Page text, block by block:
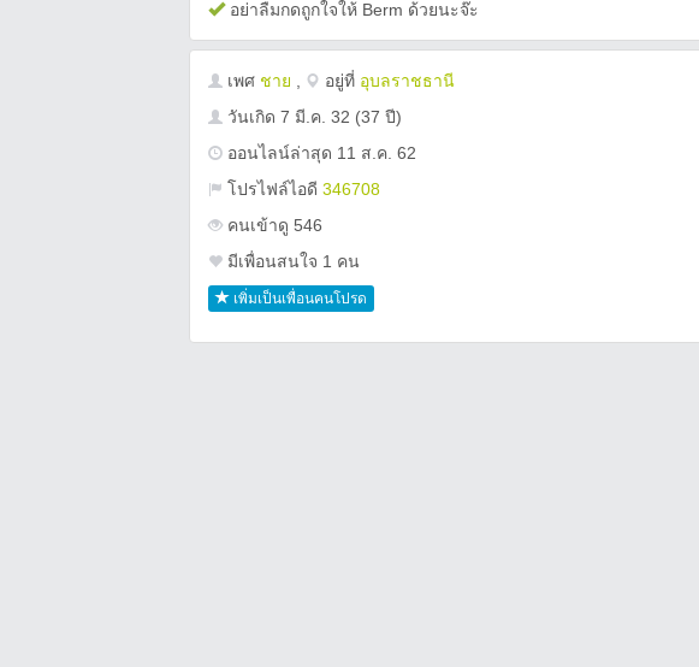
อย่าลืมกดถูกใจให้ Berm ด้วยนะจ๊ะ
เพศ ชาย อยู่ที่ อุบลราชธานี
วันเกิด 7 มี.ค. 32 (37 ปี)
ออนไลน์ล่าสุด 11 ส.ค. 62
โปรไฟล์ไอดี 346708
คนเข้าดู 546
มีเพื่อนสนใจ 1 คน
เพิ่มเป็นเพื่อนคนโปรด